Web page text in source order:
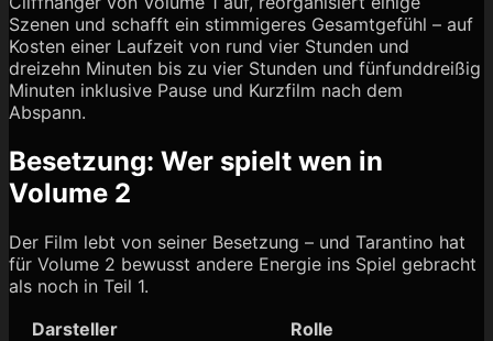
Szenen und schafft ein stimmigeres Gesamtgefühl – auf
Kosten einer Laufzeit von rund vier Stunden und
dreizehn Minuten bis zu vier Stunden und fünfunddreißig
Minuten inklusive Pause und Kurzfilm nach dem
Abspann.
Besetzung: Wer spielt wen in
Volume 2
Der Film lebt von seiner Besetzung – und Tarantino hat
für Volume 2 bewusst andere Energie ins Spiel gebracht
als noch in Teil 1.
Darsteller
Rolle